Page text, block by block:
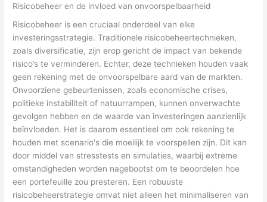
Risicobeheer en de invloed van onvoorspelbaarheid
Risicobeheer is een cruciaal onderdeel van elke
investeringsstrategie. Traditionele risicobeheertechnieken,
zoals diversificatie, zijn erop gericht de impact van bekende
risico’s te verminderen. Echter, deze technieken houden vaak
geen rekening met de onvoorspelbare aard van de markten.
Onvoorziene gebeurtenissen, zoals economische crises,
politieke instabiliteit of natuurrampen, kunnen onverwachte
gevolgen hebben en de waarde van investeringen aanzienlijk
beïnvloeden. Het is daarom essentieel om ook rekening te
houden met scenario's die moeilijk te voorspellen zijn. Dit kan
door middel van stresstests en simulaties, waarbij extreme
omstandigheden worden nagebootst om te beoordelen hoe
een portefeuille zou presteren. Een robuuste
risicobeheerstrategie omvat niet alleen het minimaliseren van